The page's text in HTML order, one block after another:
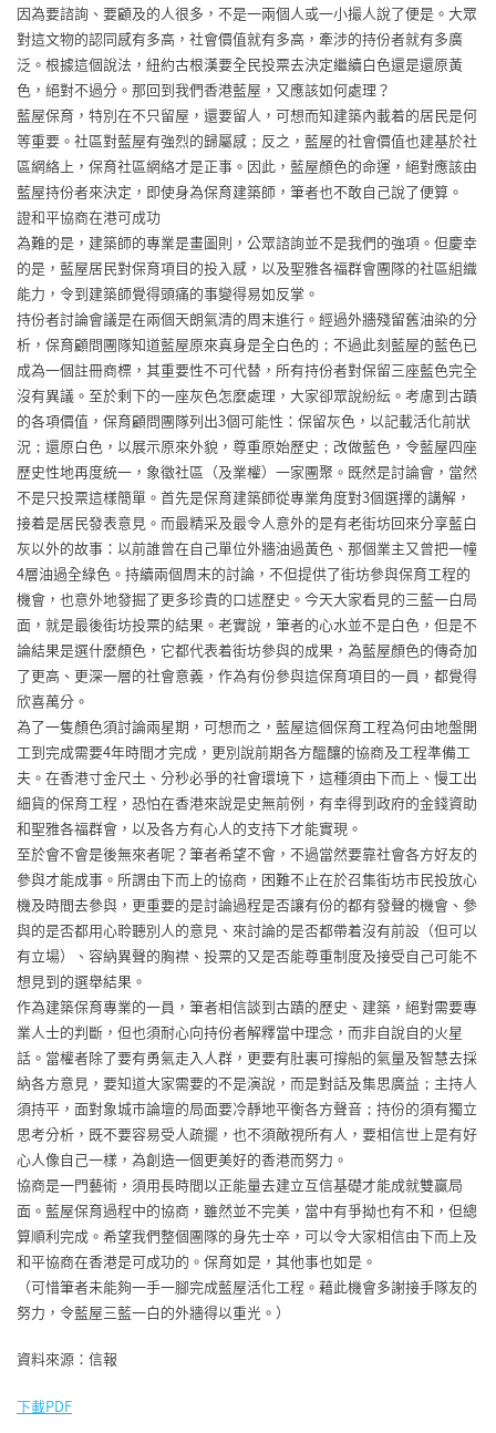
因為要諮詢、要顧及的人很多，不是一兩個人或一小撮人說了便是。大眾
對這文物的認同感有多高，社會價值就有多高，牽涉的持份者就有多廣
泛。根據這個說法，紐約古根漢要全民投票去決定繼續白色還是還原黃
色，絕對不過分。那回到我們香港藍屋，又應該如何處理？
藍屋保育，特別在不只留屋，還要留人，可想而知建築內載着的居民是何
等重要。社區對藍屋有強烈的歸屬感；反之，藍屋的社會價值也建基於社
區網絡上，保育社區網絡才是正事。因此，藍屋顏色的命運，絕對應該由
藍屋持份者來決定，即使身為保育建築師，筆者也不敢自己說了便算。
證和平協商在港可成功
為難的是，建築師的專業是畫圖則，公眾諮詢並不是我們的強項。但慶幸
的是，藍屋居民對保育項目的投入感，以及聖雅各福群會團隊的社區組織
能力，令到建築師覺得頭痛的事變得易如反掌。
持份者討論會議是在兩個天朗氣清的周末進行。經過外牆殘留舊油染的分
析，保育顧問團隊知道藍屋原來真身是全白色的；不過此刻藍屋的藍色已
成為一個註冊商標，其重要性不可代替，所有持份者對保留三座藍色完全
沒有異議。至於剩下的一座灰色怎麼處理，大家卻眾說紛紜。考慮到古蹟
的各項價值，保育顧問團隊列出3個可能性：保留灰色，以記載活化前狀
況；還原白色，以展示原來外貌，尊重原始歷史；改做藍色，令藍屋四座
歷史性地再度統一，象徵社區（及業權）一家團聚。既然是討論會，當然
不是只投票這樣簡單。首先是保育建築師從專業角度對3個選擇的講解，
接着是居民發表意見。而最精采及最令人意外的是有老街坊回來分享藍白
灰以外的故事：以前誰曾在自己單位外牆油過黃色、那個業主又曾把一幢
4層油過全綠色。持續兩個周末的討論，不但提供了街坊參與保育工程的
機會，也意外地發掘了更多珍貴的口述歷史。今天大家看見的三藍一白局
面，就是最後街坊投票的結果。老實說，筆者的心水並不是白色，但是不
論結果是選什麼顏色，它都代表着街坊參與的成果，為藍屋顏色的傳奇加
了更高、更深一層的社會意義，作為有份參與這保育項目的一員，都覺得
欣喜萬分。
為了一隻顏色須討論兩星期，可想而之，藍屋這個保育工程為何由地盤開
工到完成需要4年時間才完成，更別說前期各方醞釀的協商及工程準備工
夫。在香港寸金尺土、分秒必爭的社會環境下，這種須由下而上、慢工出
細貨的保育工程，恐怕在香港來說是史無前例，有幸得到政府的金錢資助
和聖雅各福群會，以及各方有心人的支持下才能實現。
至於會不會是後無來者呢？筆者希望不會，不過當然要靠社會各方好友的
參與才能成事。所謂由下而上的協商，困難不止在於召集街坊市民投放心
機及時間去參與，更重要的是討論過程是否讓有份的都有發聲的機會、參
與的是否都用心聆聽別人的意見、來討論的是否都帶着沒有前設（但可以
有立場）、容納異聲的胸襟、投票的又是否能尊重制度及接受自己可能不
想見到的選舉結果。
作為建築保育專業的一員，筆者相信談到古蹟的歷史、建築，絕對需要專
業人士的判斷，但也須耐心向持份者解釋當中理念，而非自說自的火星
話。當權者除了要有勇氣走入人群，更要有肚裏可撐船的氣量及智慧去採
納各方意見，要知道大家需要的不是演說，而是對話及集思廣益；主持人
須持平，面對象城市論壇的局面要冷靜地平衡各方聲音；持份的須有獨立
思考分析，既不要容易受人疏擺，也不須敵視所有人，要相信世上是有好
心人像自己一樣，為創造一個更美好的香港而努力。
協商是一門藝術，須用長時間以正能量去建立互信基礎才能成就雙贏局
面。藍屋保育過程中的協商，雖然並不完美，當中有爭拗也有不和，但總
算順利完成。希望我們整個團隊的身先士卒，可以令大家相信由下而上及
和平協商在香港是可成功的。保育如是，其他事也如是。
（可惜筆者未能夠一手一腳完成藍屋活化工程。藉此機會多謝接手隊友的
努力，令藍屋三藍一白的外牆得以重光。）
資料來源：信報
下載PDF